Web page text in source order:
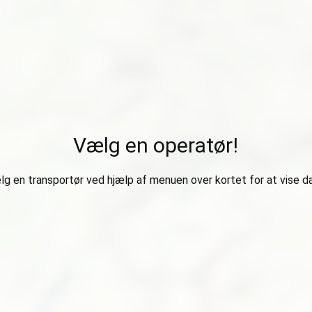
Vælg en operatør!
en transportør ved hjælp af menuen over kortet for at vise